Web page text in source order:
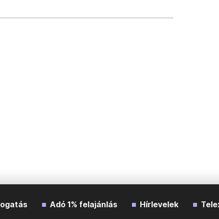
Adó 1% felajánlás Hírlevelek